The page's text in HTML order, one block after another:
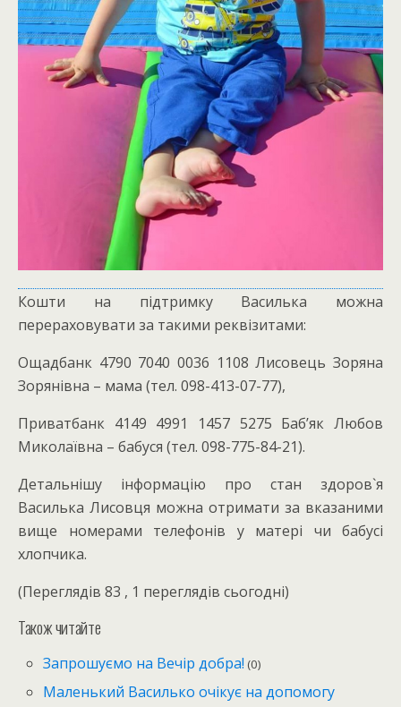
Кошти на підтримку Василька можна
перераховувати за такими реквізитами:
Ощадбанк 4790 7040 0036 1108 Лисовець Зоряна
Зорянівна – мама (тел. 098-413-07-77),
Приватбанк 4149 4991 1457 5275 Баб’як Любов
Миколаївна – бабуся (тел. 098-775-84-21).
Детальнішу інформацію про стан здоров`я
Василька Лисовця можна отримати за вказаними
вище номерами телефонів у матері чи бабусі
хлопчика.
(Переглядів 83 , 1 переглядів сьогодні)
Також читайте
Запрошуємо на Вечір добра! (0)
Маленький Василько очікує на допомогу